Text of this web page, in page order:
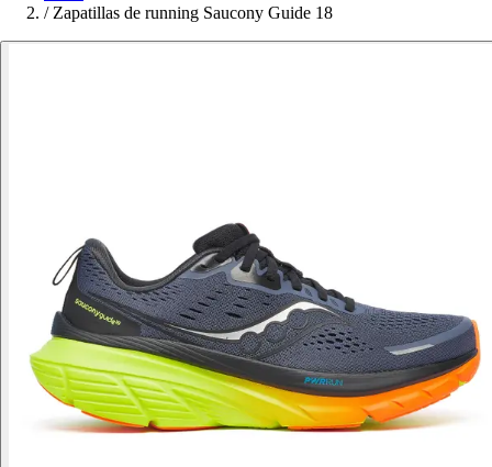
/ Zapatillas de running Saucony Guide 18